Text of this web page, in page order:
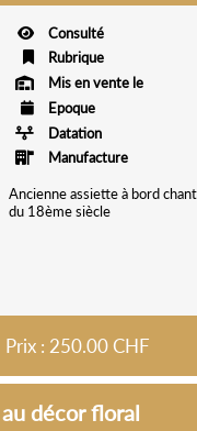
Consulté
Rubrique
Mis en vente le
Epoque
Datation
Manufacture
Ancienne assiette à bord
du 18ème siècle
Prix : 250.00 CHF
décor floral